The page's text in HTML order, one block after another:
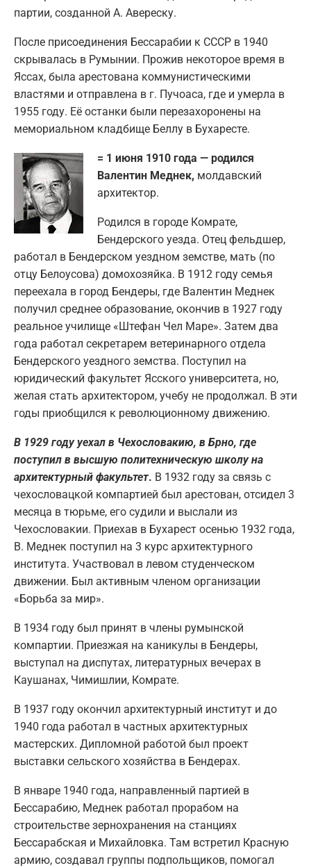
партии, созданной А. Авереску.
После присоединения Бессарабии к СССР в 1940
скрывалась в Румынии. Прожив некоторое время в
Яссах, была арестована коммунистическими
властями и отправлена в г. Пучоаса, где и умерла в
1955 году. Её останки были перезахоронены на
мемориальном кладбище Беллу в Бухаресте.
= 1 июня 1910 года — родился
Валентин Меднек, молдавский
архитектор.
Родился в городе Комрате,
Бендерского уезда. Отец фельдшер,
работал в Бендерском уездном земстве, мать (по
отцу Белоусова) домохозяйка. В 1912 году семья
переехала в город Бендеры, где Валентин Меднек
получил среднее образование, окончив в 1927 году
реальное училище «Штефан Чел Маре». Затем два
года работал секретарем ветеринарного отдела
Бендерского уездного земства. Поступил на
юридический факультет Ясского университета, но,
желая стать архитектором, учебу не продолжал. В эти
годы приобщился к революционному движению.
В 1929 году уехал в Чехословакию, в Брно, где
поступил в высшую политехническую школу на
архитектурный факультет. В 1932 году за связь с
чехословацкой компартией был арестован, отсидел 3
месяца в тюрьме, его судили и выслали из
Чехословакии. Приехав в Бухарест осенью 1932 года,
В. Меднек поступил на 3 курс архитектурного
института. Участвовал в левом студенческом
движении. Был активным членом организации
«Борьба за мир».
В 1934 году был принят в члены румынской
компартии. Приезжая на каникулы в Бендеры,
выступал на диспутах, литературных вечерах в
Каушанах, Чимишлии, Комрате.
В 1937 году окончил архитектурный институт и до
1940 года работал в частных архитектурных
мастерских. Дипломной работой был проект
выставки сельского хозяйства в Бендерах.
В январе 1940 года, направленный партией в
Бессарабию, Меднек работал прорабом на
строительстве зернохранения на станциях
Бессарабская и Михайловка. Там встретил Красную
армию, создавал группы подпольщиков, помогал